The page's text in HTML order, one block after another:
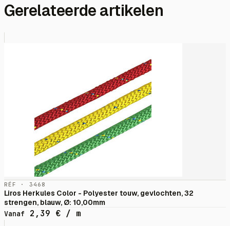
Gerelateerde artikelen
RÉF · 3468
Liros Herkules Color - Polyester touw, gevlochten, 32
strengen, blauw, Ø: 10,00mm
Vanaf
2,39 € / m